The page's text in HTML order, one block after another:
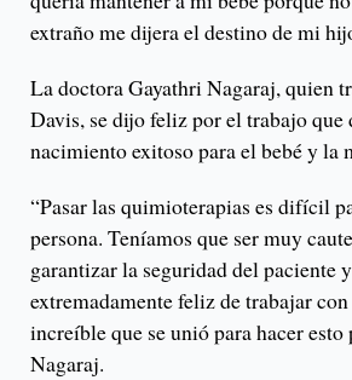
extraño me dijera el destino de mi
La doctora Gayathri Nagaraj, quien
Davis, se dijo feliz por el trabajo que
nacimiento exitoso para el bebé y la
“Pasar las quimioterapias es difícil
persona. Teníamos que ser muy
garantizar la seguridad del paciente
extremadamente feliz de trabajar
increíble que se unió para hacer esto
Nagaraj.